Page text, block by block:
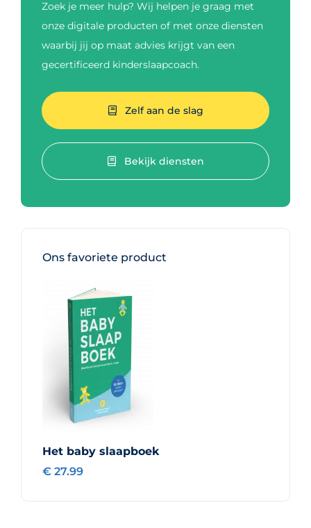
Zoek je meer hulp? Wij helpen je graag met
onze digitale producten of met onze diensten
waarbij jij op maat advies krijgt van een
gecertificeerd kinderslaapcoach.
Zelf aan de slag
Bekijk diensten
Ons favoriete product
Het baby slaapboek
€ 27.99